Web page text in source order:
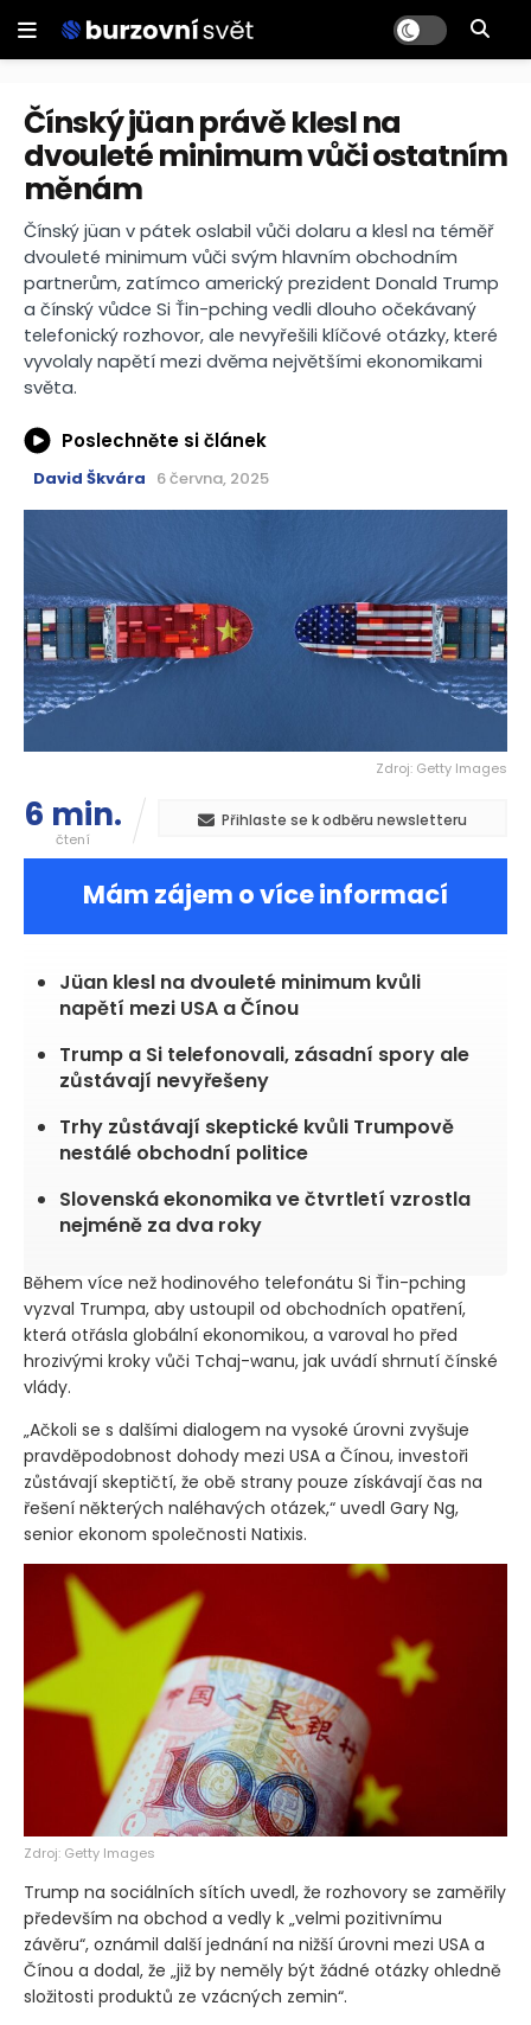
Čínský jüan právě klesl na
dvouleté minimum vůči ostatním
měnám
Čínský jüan v pátek oslabil vůči dolaru a klesl na téměř
dvouleté minimum vůči svým hlavním obchodním
partnerům, zatímco americký prezident Donald Trump
a čínský vůdce Si Ťin-pching vedli dlouho očekávaný
telefonický rozhovor, ale nevyřešili klíčové otázky, které
vyvolaly napětí mezi dvěma největšími ekonomikami
světa.
Poslechněte si článek
David Škvára 6 června, 2025
Zdroj: Getty Images
6 min.
čtení
Přihlaste se k odběru newsletteru
Mám zájem o více informací
Jüan klesl na dvouleté minimum kvůli
napětí mezi USA a Čínou
Trump a Si telefonovali, zásadní spory ale
zůstávají nevyřešeny
Trhy zůstávají skeptické kvůli Trumpově
nestálé obchodní politice
Slovenská ekonomika ve čtvrtletí vzrostla
nejméně za dva roky
Během více než hodinového telefonátu Si Ťin-pching
vyzval Trumpa, aby ustoupil od obchodních opatření,
která otřásla globální ekonomikou, a varoval ho před
hrozivými kroky vůči Tchaj-wanu, jak uvádí shrnutí čínské
vlády.
„Ačkoli se s dalšími dialogem na vysoké úrovni zvyšuje
pravděpodobnost dohody mezi USA a Čínou, investoři
zůstávají skeptičtí, že obě strany pouze získávají čas na
řešení některých naléhavých otázek,“ uvedl Gary Ng,
senior ekonom společnosti Natixis.
Zdroj: Getty Images
Trump na sociálních sítích uvedl, že rozhovory se zaměřily
především na obchod a vedly k „velmi pozitivnímu
závěru“, oznámil další jednání na nižší úrovni mezi USA a
Čínou a dodal, že „již by neměly být žádné otázky ohledně
složitosti produktů ze vzácných zemin“.